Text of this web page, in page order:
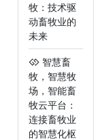
牧：技术驱
动畜牧业的
未来
智慧畜
牧，智慧牧
场，智能畜
牧云平台：
连接畜牧业
的智慧化枢